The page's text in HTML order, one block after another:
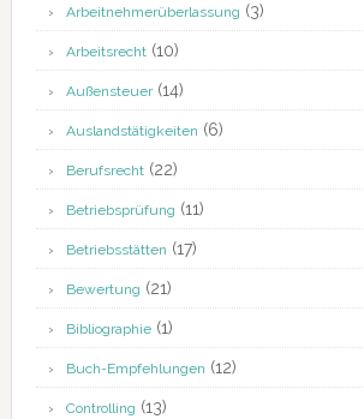
Arbeitnehmerüberlassung (3)
Arbeitsrecht(10)
Außensteuer(14)
Auslandstätigkeiten (6)
Berufsrecht(22)
Betriebsprüfung (11)
Betriebsstätten (17)
Bewertung (21)
Bibliographie(1)
Buch-Empfehlungen (12)
Controlling (13)